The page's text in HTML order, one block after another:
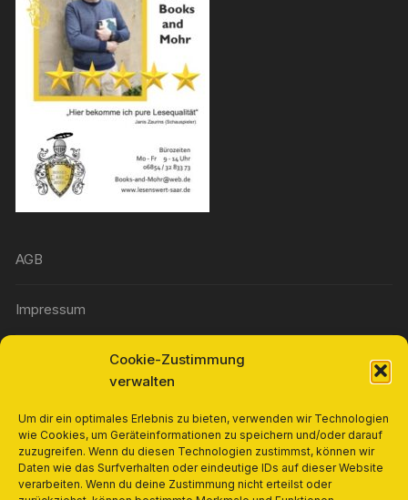
Cookie-Zustimmung
verwalten
Um dir ein optimales Erlebnis zu bieten, verwenden wir Technologien
wie Cookies, um Geräteinformationen zu speichern und/oder darauf
zuzugreifen. Wenn du diesen Technologien zustimmst, können wir
Daten wie das Surfverhalten oder eindeutige IDs auf dieser Website
verarbeiten. Wenn du deine Zustimmung nicht erteilst oder
AGB
Impressum
Widerrufsbelehrung
Cookie-Richtlinie (EU)